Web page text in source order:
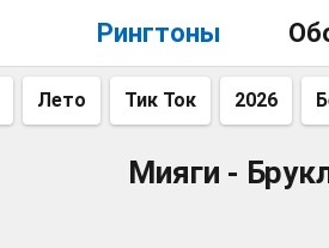
Рингтоны
Лето Тик Ток 2026
Мияги -